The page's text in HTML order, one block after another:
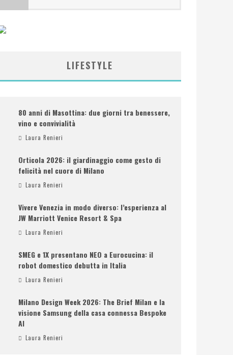
LIFESTYLE
80 anni di Masottina: due giorni tra benessere,
vino e convivialità
Laura Renieri
Orticola 2026: il giardinaggio come gesto di
felicità nel cuore di Milano
Laura Renieri
Vivere Venezia in modo diverso: l’esperienza al
JW Marriott Venice Resort & Spa
Laura Renieri
SMEG e 1X presentano NEO a Eurocucina: il
robot domestico debutta in Italia
Laura Renieri
Milano Design Week 2026: The Brief Milan e la
visione Samsung della casa connessa Bespoke
AI
Laura Renieri